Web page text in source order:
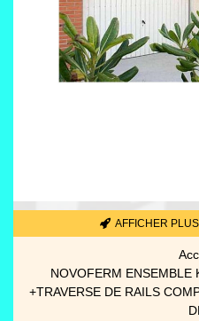
AFFICHER PLUS
NOVOFERM ENSEMBLE
+TRAVERSE DE RAILS